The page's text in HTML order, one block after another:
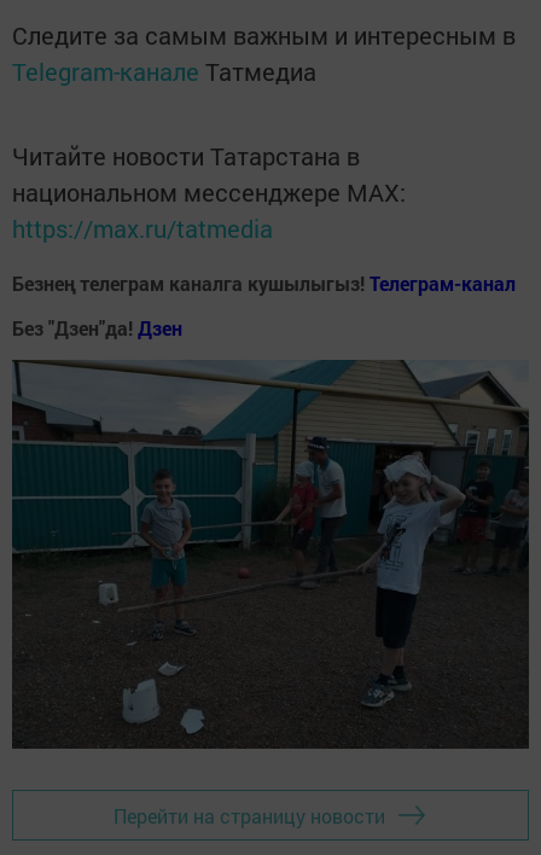
Следите за самым важным и интересным в
Telegram-канале Татмедиа
Читайте новости Татарстана в
национальном мессенджере MАХ:
https://max.ru/tatmedia
Безнең телеграм каналга кушылыгыз! Телеграм-канал
Без "Дзен"да! Дзен
Перейти на страницу новости